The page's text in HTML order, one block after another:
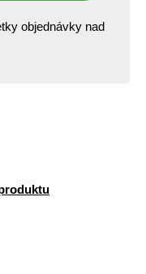
objednávky nad